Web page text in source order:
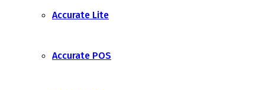
Accurate Lite
Accurate POS